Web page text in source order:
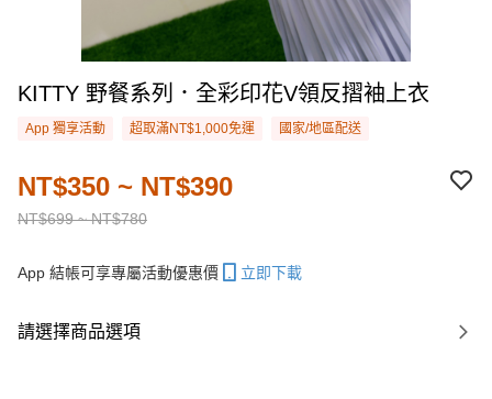
KITTY 野餐系列．全彩印花V領反摺袖上衣
App 獨享活動 超取滿NT$1,000免運 國家/地區配送
NT$699 ~ NT$780
NT$350 ~ NT$390
App 結帳可享專屬活動優惠價 立即下載
請選擇商品選項